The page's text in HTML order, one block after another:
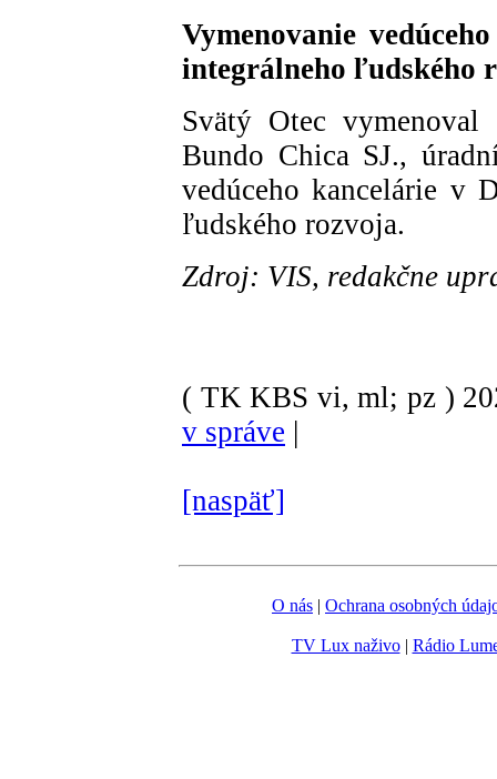
Vymenovanie
integrálneho ľudského
Svätý Otec vymenoval
Bundo Chica SJ.,
vedúceho kancelárie v
ľudského rozvoja.
Zdroj: VIS, redakčne
( TK KBS vi, ml; pz )
v správe |
[naspäť]
O nás | Ochrana osobných
TV Lux naživo| Rádio